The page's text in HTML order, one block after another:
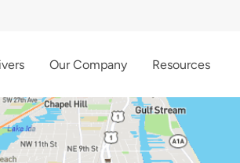
Our Company Resources